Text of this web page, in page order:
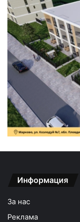
Информация
За нас
Реклама